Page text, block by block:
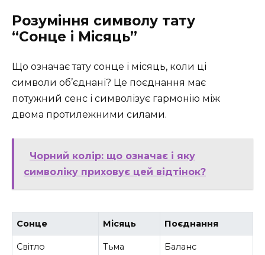
Розуміння символу тату
“Сонце і Місяць”
Що означає тату сонце і місяць, коли ці
символи об’єднані? Це поєднання має
потужний сенс і символізує гармонію між
двома протилежними силами.
Чорний колір: що означає і яку
символіку приховує цей відтінок?
Сонце Місяць Поєднання
Світло Тьма Баланс